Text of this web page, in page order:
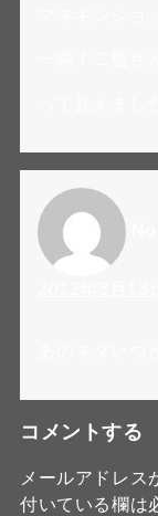
コメントする
メールアドレス
付いている欄は